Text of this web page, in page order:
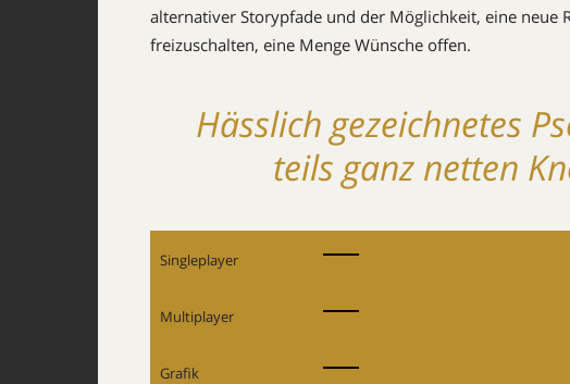
alternativer Storypfade und der Möglichkeit, eine neue
freizuschalten, eine Menge Wünsche offen.
Hässlich gezeichnetes
teils ganz netten
Singleplayer
Multiplayer
Grafik